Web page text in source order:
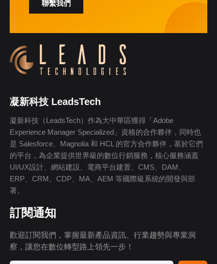
聯繫我們
凝新科技 LeadsTech
凝新科技（LeadsTech）作為大中華區獲得「Adobe
Experience Manager Specialized」資格的合作夥伴，同時也
是 Salesforce、Magnolia 和 HCL 的官方合作夥伴，基於它們
的平台，為企業提供世界級的數位行銷服務，核心服務涵蓋
UI/UX設計、網站建設、電商平台建置、CMS、DAM、
ERP、CRM、CDP、MA、AEM 等國際級系統的開發與部
署。
訂閱通知
歡迎訂閱我們，掌握最新產品資訊、行業趨勢與專業洞
察，讓您在數位轉型路上領先一步！